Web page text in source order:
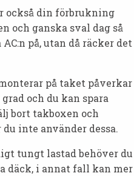
också din förbrukning
och ganska sval dag så
på, utan då räcker det
på taket påverkar
och du kan spara
bort takboxen och
inte använder dessa.
tungt lastad behöver du
däck, i annat fall kan mer